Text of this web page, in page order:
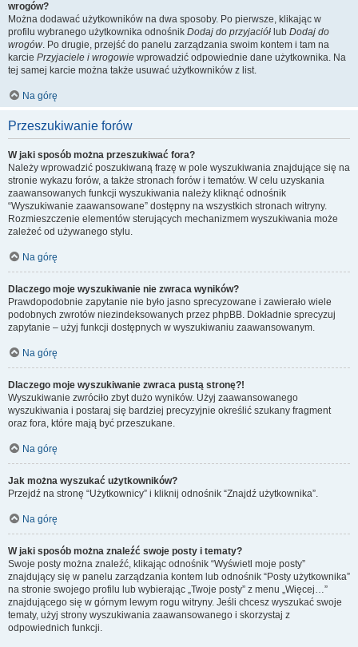
wrogów?
Można dodawać użytkowników na dwa sposoby. Po pierwsze, klikając w
profilu wybranego użytkownika odnośnik Dodaj do przyjaciół lub Dodaj do
wrogów. Po drugie, przejść do panelu zarządzania swoim kontem i tam na
karcie Przyjaciele i wrogowie wprowadzić odpowiednie dane użytkownika. Na
tej samej karcie można także usuwać użytkowników z list.
Na górę
Przeszukiwanie forów
W jaki sposób można przeszukiwać fora?
Należy wprowadzić poszukiwaną frazę w pole wyszukiwania znajdujące się na
stronie wykazu forów, a także stronach forów i tematów. W celu uzyskania
zaawansowanych funkcji wyszukiwania należy kliknąć odnośnik
“Wyszukiwanie zaawansowane” dostępny na wszystkich stronach witryny.
Rozmieszczenie elementów sterujących mechanizmem wyszukiwania może
zależeć od używanego stylu.
Na górę
Dlaczego moje wyszukiwanie nie zwraca wyników?
Prawdopodobnie zapytanie nie było jasno sprecyzowane i zawierało wiele
podobnych zwrotów niezindeksowanych przez phpBB. Dokładnie sprecyzuj
zapytanie – użyj funkcji dostępnych w wyszukiwaniu zaawansowanym.
Na górę
Dlaczego moje wyszukiwanie zwraca pustą stronę?!
Wyszukiwanie zwróciło zbyt dużo wyników. Użyj zaawansowanego
wyszukiwania i postaraj się bardziej precyzyjnie określić szukany fragment
oraz fora, które mają być przeszukane.
Na górę
Jak można wyszukać użytkowników?
Przejdź na stronę “Użytkownicy” i kliknij odnośnik “Znajdź użytkownika”.
Na górę
W jaki sposób można znaleźć swoje posty i tematy?
Swoje posty można znaleźć, klikając odnośnik “Wyświetl moje posty”
znajdujący się w panelu zarządzania kontem lub odnośnik “Posty użytkownika”
na stronie swojego profilu lub wybierając „Twoje posty” z menu „Więcej…”
znajdującego się w górnym lewym rogu witryny. Jeśli chcesz wyszukać swoje
tematy, użyj strony wyszukiwania zaawansowanego i skorzystaj z
odpowiednich funkcji.